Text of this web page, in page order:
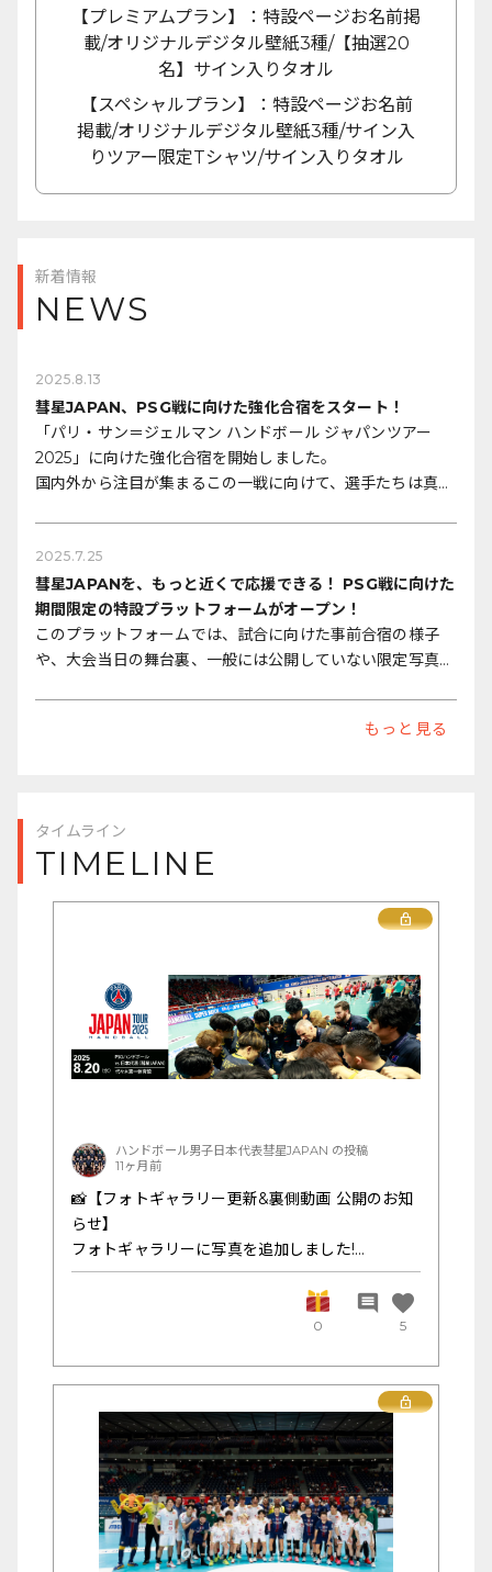
【プレミアムプラン】：特設ページお名前掲
載/オリジナルデジタル壁紙3種/【抽選20
名】サイン入りタオル
【スペシャルプラン】：特設ページお名前
掲載/オリジナルデジタル壁紙3種/サイン入
りツアー限定Tシャツ/サイン入りタオル
新着情報
NEWS
2025.8.13
彗星JAPAN、PSG戦に向けた強化合宿をスタート！
「パリ・サン＝ジェルマン ハンドボール ジャパンツアー
2025」に向けた強化合宿を開始しました。
国内外から注目が集まるこの一戦に向けて、選手たちは真剣
今回の合宿では、PSGという世界最高峰のクラブとの試合
を見据えた準備はもちろん、ファンの皆さまの声援が選手た
ちの背中を押すような、“チームとしての一体感”の構築にも
重点を置いています。
2025.7.25
彗星JAPANを、もっと近くで応援できる！ PSG戦に向けた
期間限定の特設プラットフォームがオープン！
このプラットフォームでは、試合に向けた事前合宿の様子
や、大会当日の舞台裏、一般には公開していない限定写真な
さらに、投稿への応援コメントは代表チームに直接届けられ
きる期間限定の場として企画しました。
PSGとの特別な一戦をより一層楽しみ、彗星JAPANとの“つ
もっと見る
タイムライン
TIMELINE
ハンドボール男子日本代表彗星JAPAN の投稿
11ヶ月前
📸【フォトギャラリー更新&裏側動画 公開のお知
らせ】
フォトギャラリーに写真を追加しました!
試合当日の表情、ウォーミングアップ、試合後の
てみてください。あわせて、裏側を収めた限定動
画もいくつか公開中です。
・アップ中の選手の様子
・選手入場前の雰囲気
Lock
0
comment favorite
5
Lock